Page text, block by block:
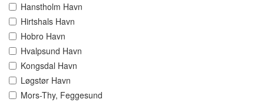
Hanstholm Havn
Hirtshals Havn
Hobro Havn
Hvalpsund Havn
Kongsdal Havn
Løgstør Havn
Mors-Thy, Feggesund